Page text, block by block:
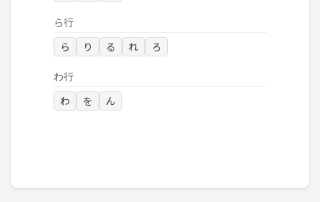
ら行
ら り る れ ろ
わ行
わ を ん